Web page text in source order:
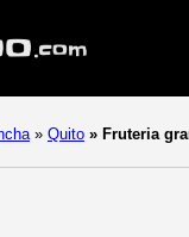
» Quito » Fruteria